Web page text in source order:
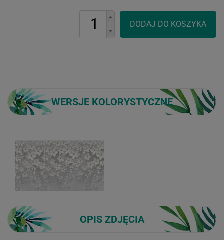
WERSJE KOLORYSTYCZNE
OPIS ZDJĘCIA